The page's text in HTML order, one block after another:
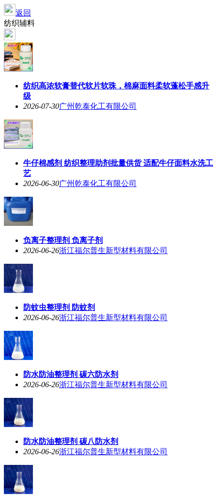
返回
纺织辅料
纺织高浓软膏替代软片软珠，棉麻面料柔软蓬松手感升
级
2026-07-30广州乾泰化工有限公司
牛仔棉感剂 纺织整理助剂批量供货 适配牛仔面料水洗工
艺
2026-06-30广州乾泰化工有限公司
负离子整理剂 负离子剂
2026-06-26浙江福尔普生新型材料有限公司
防蚊虫整理剂 防蚊剂
2026-06-26浙江福尔普生新型材料有限公司
防水防油整理剂 碳六防水剂
2026-06-26浙江福尔普生新型材料有限公司
防水防油整理剂 碳八防水剂
2026-06-26浙江福尔普生新型材料有限公司